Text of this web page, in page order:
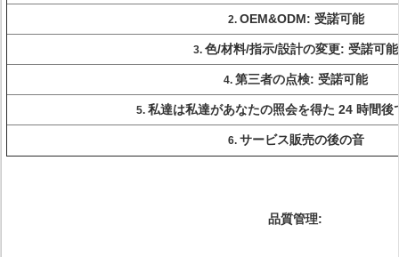
2. OEM&ODM: 受諾可能
3. 色/材料/指示/設計の変更: 受諾可能
4. 第三者の点検: 受諾可能
5. 私達は私達があなたの照会を得た 24 時間後
6. サービス販売の後の音
品質管理: